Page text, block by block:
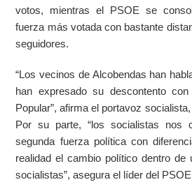
votos, mientras el PSOE se
fuerza más votada con bastante
seguidores.
“Los vecinos de Alcobendas han
han expresado su descontento
Popular”, afirma el portavoz
Por su parte, “los socialistas nos
segunda fuerza política con
realidad el cambio político dentro de
socialistas”, asegura el líder del